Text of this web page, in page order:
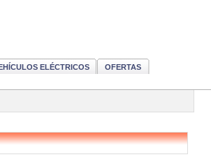
ELÉCTRICOS
OFERTAS